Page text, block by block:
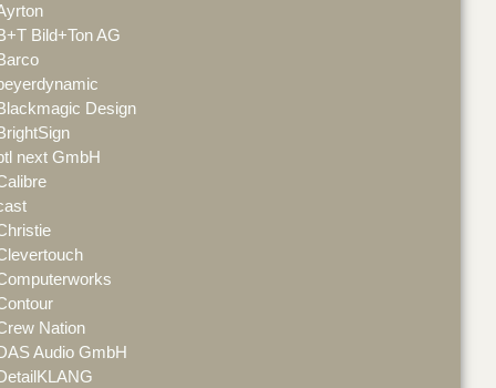
Bild+Ton AG
Design
next GmbH
Nation
Audio GmbH